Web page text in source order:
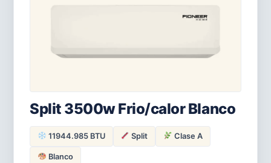
Split 3500w Frio/calor Blanco
11944.985 BTU Split Clase A
Blanco